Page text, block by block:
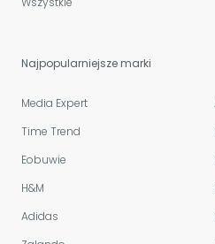
Najpopularniejsze marki
Media Expert
Time Trend
Eobuwie
H&M
Adidas